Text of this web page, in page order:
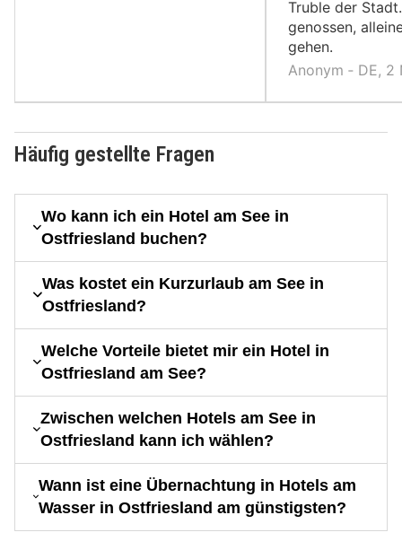
Truble der
genossen,
gehen.
Anonym ‐ DE,
Häufig gestellte Fragen
Wo kann ich ein Hotel am See in
Ostfriesland buchen?
Was kostet ein Kurzurlaub am See in
Ostfriesland?
Welche Vorteile bietet mir ein Hotel in
Ostfriesland am See?
Zwischen welchen Hotels am See in
Ostfriesland kann ich wählen?
Wann ist eine Übernachtung in Hotels am
Wasser in Ostfriesland am günstigsten?